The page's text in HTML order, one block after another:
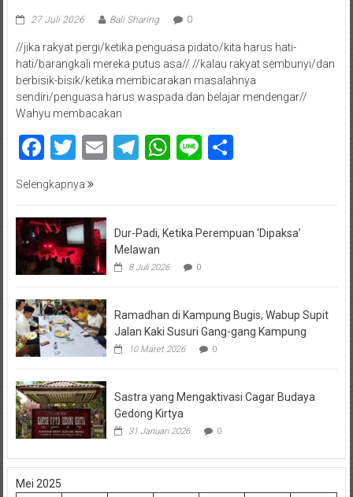
27 Juli 2026 Bali Sharing 0
//jika rakyat pergi/ketika penguasa pidato/kita harus hati-
hati/barangkali mereka putus asa// //kalau rakyat sembunyi/dan
berbisik-bisik/ketika membicarakan masalahnya
sendiri/penguasa harus waspada dan belajar mendengar//
Wahyu membacakan
Facebook
Twitter
EmailTelegram
WhatsApp
LineShare
Selengkapnya
Dur-Padi, Ketika Perempuan ‘Dipaksa’
Melawan
8 Juli 2026 0
Ramadhan di Kampung Bugis, Wabup Supit
Jalan Kaki Susuri Gang-gang Kampung
10 Maret 2026 0
Sastra yang Mengaktivasi Cagar Budaya
Gedong Kirtya
31 Januari 2026 0
Mei 2025